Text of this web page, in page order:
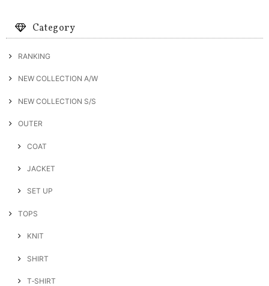
Category
RANKING
NEW COLLECTION A/W
NEW COLLECTION S/S
OUTER
COAT
JACKET
SET UP
TOPS
KNIT
SHIRT
T‐SHIRT